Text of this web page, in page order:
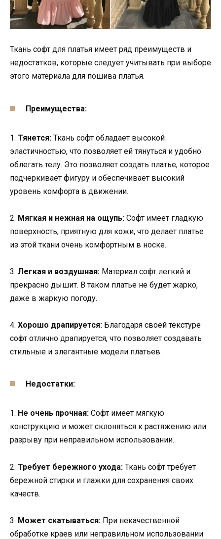
Ткань софт для платья имеет ряд преимуществ и
недостатков, которые следует учитывать при выборе
этого материала для пошива платья.
Преимущества:
1. Тянется: Ткань софт обладает высокой
эластичностью, что позволяет ей тянуться и удобно
облегать телу. Это позволяет создать платье, которое
подчеркивает фигуру и обеспечивает высокий
уровень комфорта в движении.
2. Мягкая и нежная на ощупь: Софт имеет гладкую
поверхность, приятную для кожи, что делает платье
из этой ткани очень комфортным в носке.
3. Легкая и воздушная: Материал софт легкий и
прекрасно дышит. В таком платье не будет жарко,
даже в жаркую погоду.
4. Хорошо драпируется: Благодаря своей текстуре
софт отлично драпируется, что позволяет создавать
стильные и элегантные модели платьев.
Недостатки:
1. Не очень прочная: Софт имеет мягкую
конструкцию и может склоняться к растяжению или
разрыву при неправильном использовании.
2. Требует бережного ухода: Ткань софт требует
бережной стирки и глажки для сохранения своих
качеств.
3. Может скатываться: При некачественной
обработке краев или неправильном использовании